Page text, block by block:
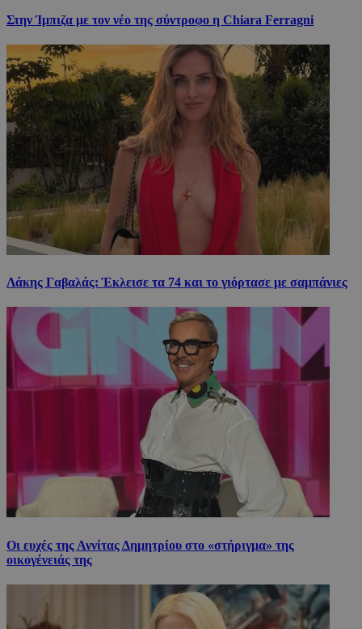
Στην Ίμπιζα με τον νέο της σύντροφο η Chiara Ferragni
Λάκης Γαβαλάς: Έκλεισε τα 74 και το γιόρτασε με σαμπάνιες
Οι ευχές της Αννίτας Δημητρίου στο «στήριγμα» της
οικογένειάς της